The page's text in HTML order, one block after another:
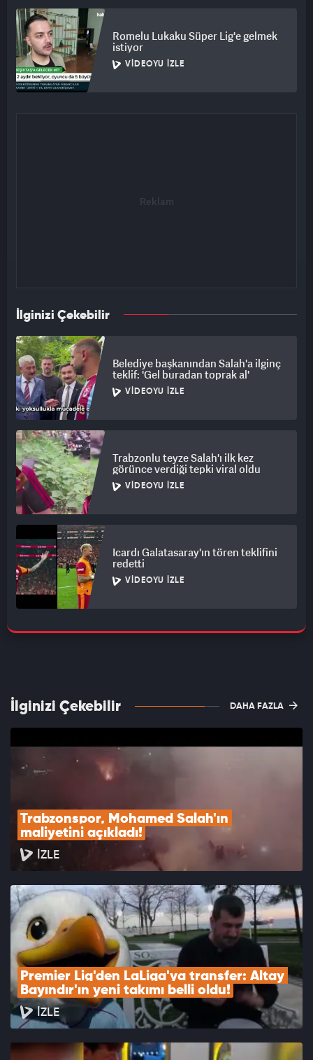
Romelu Lukaku Süper Lig'e gelmek
istiyor
VIDEOYU İZLE
İlginizi Çekebilir
Belediye başkanından Salah'a ilginç
teklif: 'Gel buradan toprak al'
VIDEOYU İZLE
Trabzonlu teyze Salah'ı ilk kez
görünce verdiği tepki viral oldu
VIDEOYU İZLE
Icardı Galatasaray'ın tören teklifini
redetti
VIDEOYU İZLE
İlginizi Çekebilir DAHA FAZLA
Trabzonspor, Mohamed Salah'ın
maliyetini açıkladı!
İZLE
Premier Lig'den LaLiga'ya transfer: Altay
Bayındır'ın yeni takımı belli oldu!
İZLE